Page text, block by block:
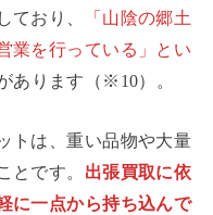
ており、
「山陰の郷土
業を行っている」とい
あります（※10）。
トは、重い品物や大量
とです。 出張買取に依
に一点から持ち込んで